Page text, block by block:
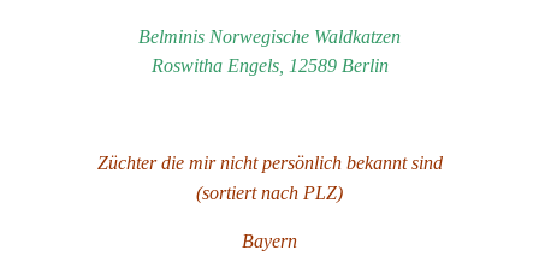
Belminis Norwegische Waldkatzen
Roswitha Engels, 12589 Berlin
Züchter die mir nicht persönlich bekannt sind
(sortiert nach PLZ)
Bayern